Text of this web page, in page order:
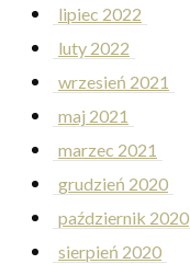
lipiec 2022
luty 2022
wrzesień 2021
maj 2021
marzec 2021
grudzień 2020
październik 2020
sierpień 2020